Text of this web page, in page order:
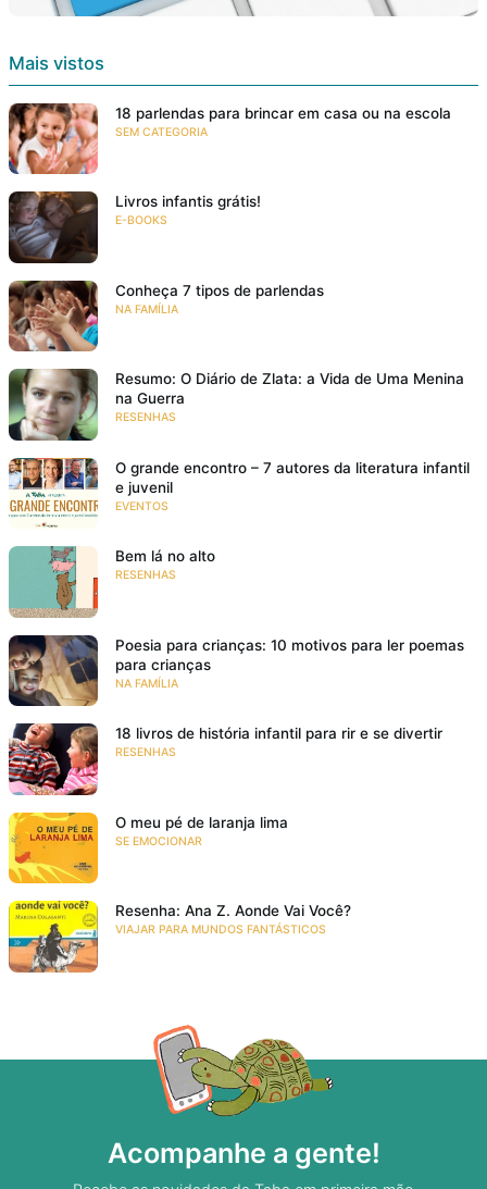
Mais vistos
18 parlendas para brincar em casa ou na escola
SEM CATEGORIA
Livros infantis grátis!
E-BOOKS
Conheça 7 tipos de parlendas
NA FAMÍLIA
Resumo: O Diário de Zlata: a Vida de Uma Menina
na Guerra
RESENHAS
O grande encontro – 7 autores da literatura infantil
e juvenil
EVENTOS
Bem lá no alto
RESENHAS
Poesia para crianças: 10 motivos para ler poemas
para crianças
NA FAMÍLIA
18 livros de história infantil para rir e se divertir
RESENHAS
O meu pé de laranja lima
SE EMOCIONAR
Resenha: Ana Z. Aonde Vai Você?
VIAJAR PARA MUNDOS FANTÁSTICOS
Acompanhe a gente!